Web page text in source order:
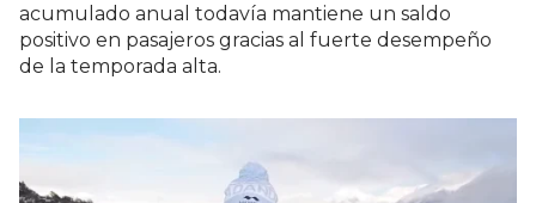
acumulado anual todavía mantiene un saldo
positivo en pasajeros gracias al fuerte desempeño
de la temporada alta.